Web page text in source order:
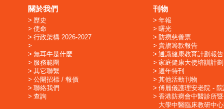
關於我們
歷史
使命
行政架構 2026-2027
無耳牛是什麼
服務範圍
其它聯繫
公開招標 / 報價
聯絡我們
查詢
刊物
年報
曙光
防癆慈善票
賣旗籌款報告
通識健康教育計劃報告
家庭健康大使培訓計劃
週年特刊
其他活動刊物
傅麗儀護理安老院 -
香港防癆會中醫診所
大學中醫臨床教研中